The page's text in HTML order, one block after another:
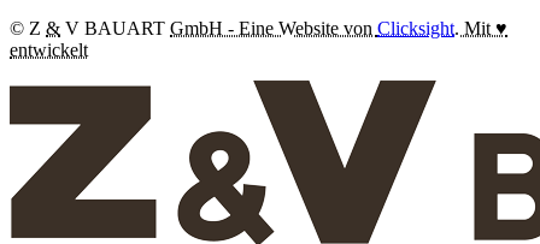
© Z & V BAUART GmbH - Eine Website von Clicksight. Mit ♥
entwickelt